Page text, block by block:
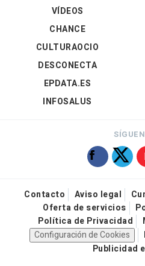
VÍDEOS
CHANCE
CULTURAOCIO
DESCONECTA
EPDATA.ES
INFOSALUS
Contacto Aviso legal
Oferta de servicios
Política de Privacidad
Configuración de Cookies
Publicidad